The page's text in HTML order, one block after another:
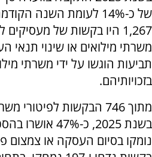
1,267 היו בקשות של
תביעות הוגשו על ידי משרתי
בזכויותיהם.
מתוך 746 הבקשות